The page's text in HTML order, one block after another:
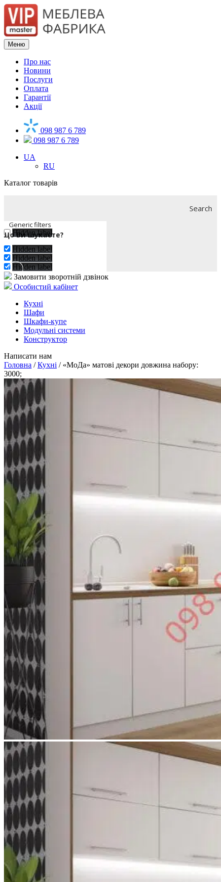
Меню
Про нас
Новини
Послуги
Оплата
Гарантії
Акції
098 987 6 789
098 987 6 789
UA
RU
Каталог товарів
Search
Generic filters
Hidden label
Exact matches only
Hidden label
Hidden label
Hidden label
Замовити зворотній дзвінок
Особистий кабінет
Кухні
Шафи
Шкафи-купе
Модульні системи
Конструктор
Написати нам
Головна /Кухні / «МоДа» матові декори довжина набору:
3000;